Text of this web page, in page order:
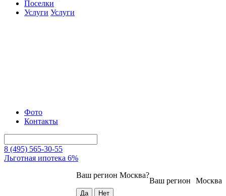
Поселки
Услуги Услуги
Фото
Контакты
8 (495) 565-30-55
Льготная ипотека 6%
Москва
Ваш регион
Ваш регион Москва?